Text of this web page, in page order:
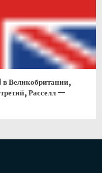
Великобритании,
Расселл —